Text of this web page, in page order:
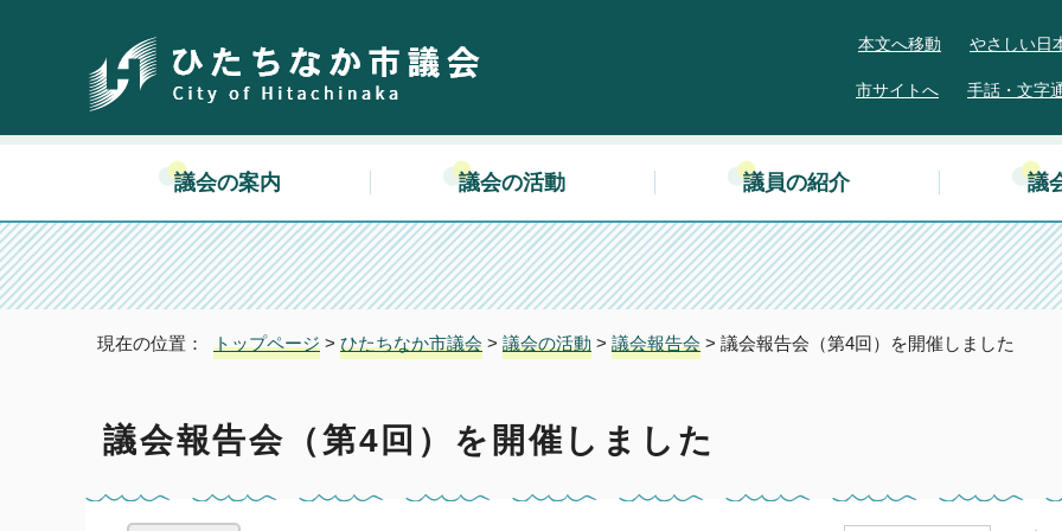
本文へ移動 やさしい日
市サイトへ 手話・文字
議会の案内 議会の活動 議員の紹介 議
現在の位置： トップページ > ひたちなか市議会 > 議会の活動 > 議会報告会 > 議会報告会（第4回）を開催しました
議会報告会（第4回）を開催しました